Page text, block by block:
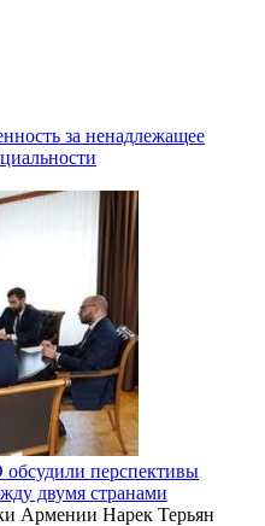
за ненадлежащее
перспективы
двумя странами
Армении Нарек Терьян